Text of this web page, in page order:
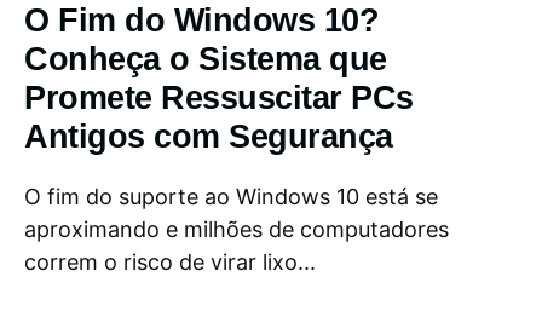
O Fim do Windows 10?
Conheça o Sistema que
Promete Ressuscitar PCs
Antigos com Segurança
O fim do suporte ao Windows 10 está se
aproximando e milhões de computadores
correm o risco de virar lixo...